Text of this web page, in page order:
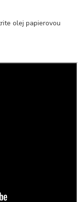
olej papierovou